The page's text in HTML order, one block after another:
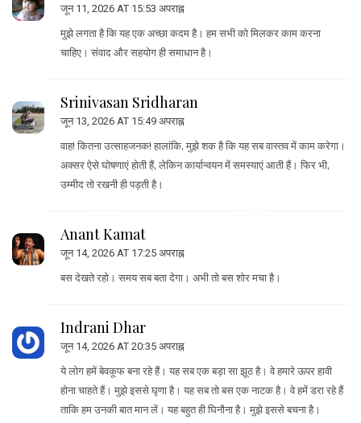
जून 11, 2026 AT 15:53 अपराह्न
मुझे लगता है कि यह एक अच्छा कदम है। हम सभी को मिलकर काम करना
चाहिए। संवाद और सहयोग ही समाधान है।
Srinivasan Sridharan
जून 13, 2026 AT 15:49 अपराह्न
वाह! कितना उत्साहजनक! हालांकि, मुझे शक है कि यह सब वास्तव में काम करेगा।
अक्सर ऐसे घोषणाएं होती हैं, लेकिन कार्यान्वयन में समस्याएं आती हैं। फिर भी,
उम्मीद तो रखनी ही पड़ती है।
Anant Kamat
जून 14, 2026 AT 17:25 अपराह्न
बस देखते रहो। समय सब बता देगा। अभी तो बस शोर मचा है।
Indrani Dhar
जून 14, 2026 AT 20:35 अपराह्न
ये लोग हमें बेवकूफ बना रहे हैं। यह सब एक बड़ा सा झूठ है। वे हमारे ऊपर हावी
होना चाहते हैं। मुझे इससे घृणा है। यह सब तो बस एक नाटक है। वे हमें डरा रहे हैं
ताकि हम उनकी बात मान लें। यह बहुत ही घिनौना है। मुझे इससे बचना है।